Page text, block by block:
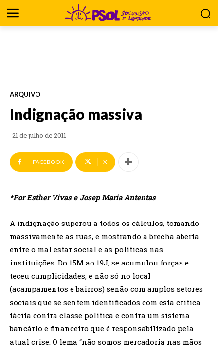
ARQUIVO
Indignação massiva
21 de julho de 2011
FACEBOOK X
*Por Esther Vivas e Josep Maria Antentas
A indignação superou a todos os cálculos, tomando
massivamente as ruas, e mostrando a brecha aberta
entre o mal estar social e as políticas nas
instituições. Do 15M ao 19J, se acumulou forças e
teceu cumplicidades, e não só no local
(acampamentos e bairros) senão com amplos setores
sociais que se sentem identificados com esta critica
tácita contra classe política e contra um sistema
bancário e financeiro que é responsabilizado pela
atual crise. O lema “não somos mercadoria nas mãos